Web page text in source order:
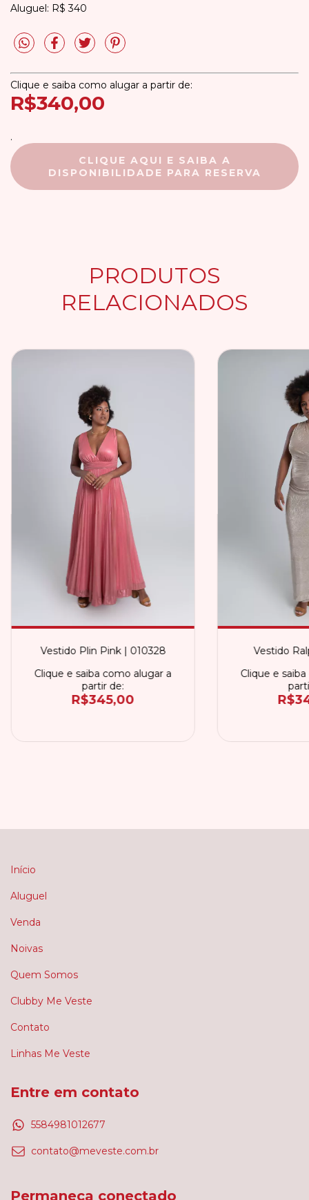
Aluguel: R$ 340
Clique e saiba como alugar a partir de:
R$340,00
.
CLIQUE AQUI E SAIBA A
DISPONIBILIDADE PARA RESERVA
PRODUTOS
RELACIONADOS
Vestido Plin Pink | 010328
Clique e saiba como alugar a
partir de:
R$345,00
Vestido
Clique e
Início
Aluguel
Venda
Noivas
Quem Somos
Clubby Me Veste
Contato
Linhas Me Veste
Entre em contato
5584981012677
contato@meveste.com.br
Permaneça conectado